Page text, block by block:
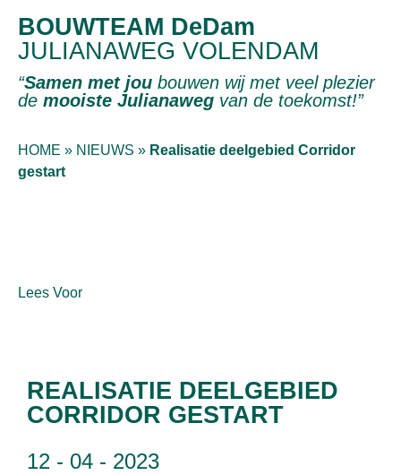
BOUWTEAM DeDam
JULIANAWEG VOLENDAM
“Samen met jou bouwen wij met veel plezier
de mooiste Julianaweg van de toekomst!”
HOME » NIEUWS » Realisatie deelgebied Corridor
gestart
Lees Voor
REALISATIE DEELGEBIED
CORRIDOR GESTART
12 - 04 - 2023